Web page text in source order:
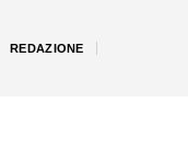
REDAZIONE